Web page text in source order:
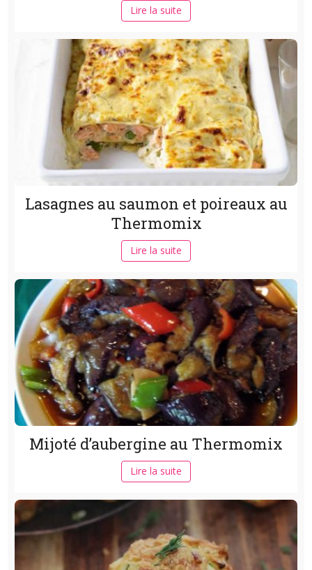
Lire la suite
Lasagnes au saumon et poireaux au
Thermomix
Lire la suite
Mijoté d’aubergine au Thermomix
Lire la suite